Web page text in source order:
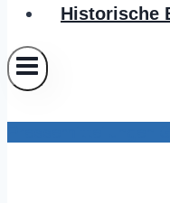
Historische